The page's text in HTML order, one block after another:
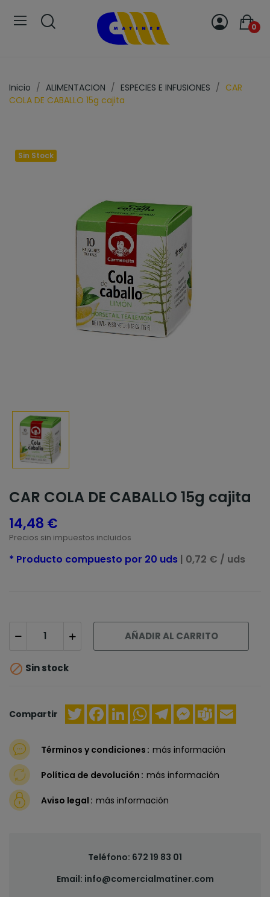
0
Inicio ALIMENTACION ESPECIES E INFUSIONES
CAR
COLA DE CABALLO 15g cajita
Sin Stock
CAR COLA DE CABALLO 15g cajita
14,48 €
Precios sin impuestos incluidos
* Producto compuesto por 20 uds | 0,72 € / uds
AÑADIR AL CARRITO
 Sin stock
Compartir TwitterFacebook
LinkedInWhatsApp
TelegramMessenger
Teams
Términos y condiciones más información
Política de devolución más información
Aviso legal más información
Teléfono: 672 19 83 01
Email: info@comercialmatiner.com